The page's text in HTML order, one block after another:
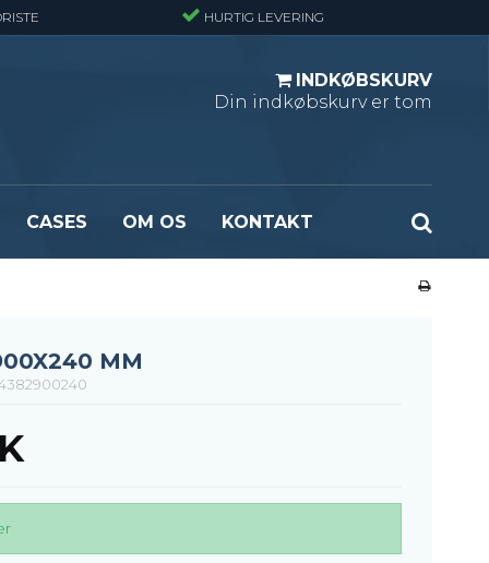
HURTIG LEVERING
INDKØBSKURV
Din indkøbskurv er tom
CASES OM OS KONTAKT
MM